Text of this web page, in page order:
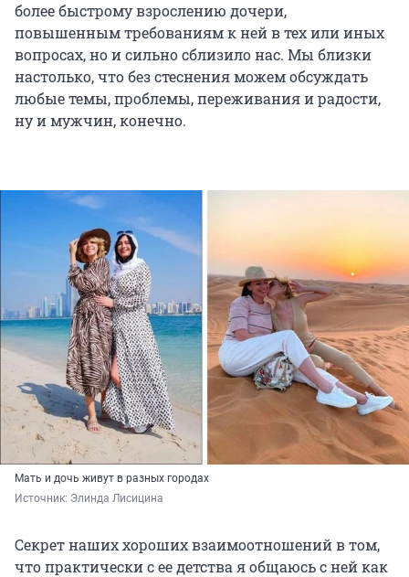
более быстрому взрослению дочери,
повышенным требованиям к ней в тех или иных
вопросах, но и сильно сблизило нас. Мы близки
настолько, что без стеснения можем обсуждать
любые темы, проблемы, переживания и радости,
ну и мужчин, конечно.
Мать и дочь живут в разных городах
Источник: Элинда Лисицина
Секрет наших хороших взаимоотношений в том,
что практически с ее детства я общаюсь с ней как